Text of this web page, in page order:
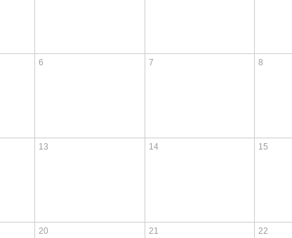
6 7 8
13 14 15
20 21 22